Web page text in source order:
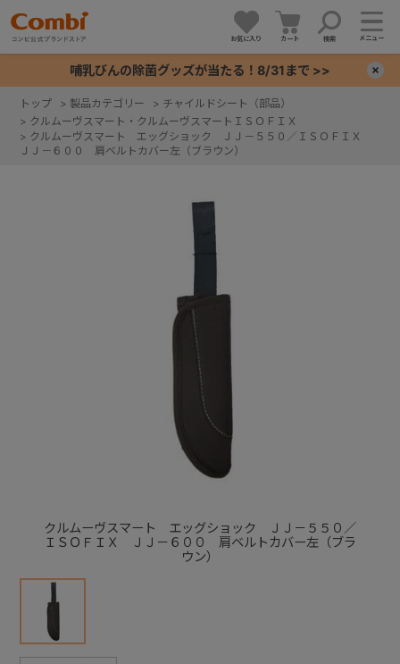
お気に入り カート 検索 メニュー
哺乳びんの除菌グッズが当たる！8/31まで >>
トップ > 製品カテゴリー > チャイルドシート（部品）
> クルムーヴスマート・クルムーヴスマートＩＳＯＦＩＸ
> クルムーヴスマート エッグショック ＪＪ－５５０／ＩＳＯＦＩＸ
ＪＪ－６００ 肩ベルトカバー左（ブラウン）
クルムーヴスマート エッグショック ＪＪ－５５０／
ＩＳＯＦＩＸ ＪＪ－６００ 肩ベルトカバー左（ブラ
ウン）